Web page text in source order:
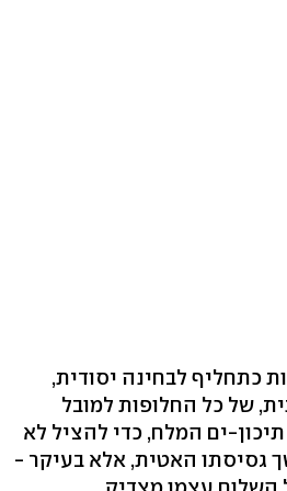
כתחליף לבחינה יסודית,
של כל החלופות למובל
ים המלח, כדי להציל לא
גסיסתו האטית, אלא בעיקר -